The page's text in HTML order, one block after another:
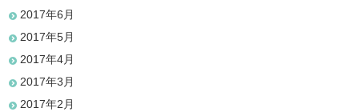
2017年6月
2017年5月
2017年4月
2017年3月
2017年2月